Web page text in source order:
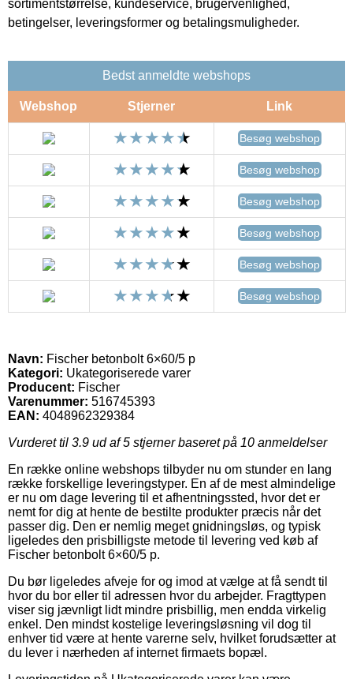
sortimentstørrelse, kundeservice, brugervenlighed,
betingelser, leveringsformer og betalingsmuligheder.
Bedst anmeldte webshops
Webshop Stjerner Link
Besøg webshop
Besøg webshop
Besøg webshop
Besøg webshop
Besøg webshop
Besøg webshop
Navn: Fischer betonbolt 6×60/5 p
Kategori: Ukategoriserede varer
Producent: Fischer
Varenummer: 516745393
EAN: 4048962329384
Vurderet til 3.9 ud af 5 stjerner baseret på 10 anmeldelser
En række online webshops tilbyder nu om stunder en lang
række forskellige leveringstyper. En af de mest almindelige
er nu om dage levering til et afhentningssted, hvor det er
nemt for dig at hente de bestilte produkter præcis når det
passer dig. Den er nemlig meget gnidningsløs, og typisk
ligeledes den prisbilligste metode til levering ved køb af
Fischer betonbolt 6×60/5 p.
Du bør ligeledes afveje for og imod at vælge at få sendt til
hvor du bor eller til adressen hvor du arbejder. Fragttypen
viser sig jævnligt lidt mindre prisbillig, men endda virkelig
enkel. Den mindst kostelige leveringsløsning vil dog til
enhver tid være at hente varerne selv, hvilket forudsætter at
du lever i nærheden af internet firmaets bopæl.